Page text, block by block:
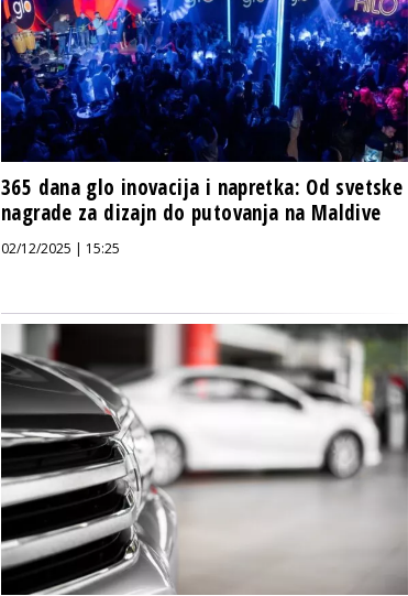
365 dana glo inovacija i napretka: Od svetske
nagrade za dizajn do putovanja na Maldive
02/12/2025 | 15:25